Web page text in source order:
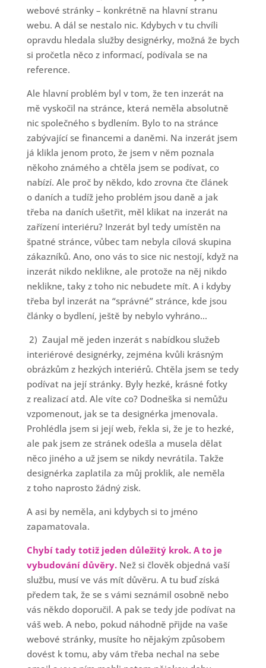
webové stránky – konkrétně na hlavní stranu
webu. A dál se nestalo nic. Kdybych v tu chvíli
opravdu hledala služby designérky, možná že bych
si pročetla něco z informací, podívala se na
reference.
Ale hlavní problém byl v tom, že ten inzerát na
mě vyskočil na stránce, která neměla absolutně
nic společného s bydlením. Bylo to na stránce
zabývající se financemi a daněmi. Na inzerát jsem
já klikla jenom proto, že jsem v něm poznala
někoho známého a chtěla jsem se podívat, co
nabízí. Ale proč by někdo, kdo zrovna čte článek
o daních a tudíž jeho problém jsou daně a jak
třeba na daních ušetřit, měl klikat na inzerát na
zařízení interiéru? Inzerát byl tedy umístěn na
špatné stránce, vůbec tam nebyla cílová skupina
zákazníků. Ano, ono vás to sice nic nestojí, když na
inzerát nikdo neklikne, ale protože na něj nikdo
neklikne, taky z toho nic nebudete mít. A i kdyby
třeba byl inzerát na “správné” stránce, kde jsou
články o bydlení, ještě by nebylo vyhráno…
2) Zaujal mě jeden inzerát s nabídkou služeb
interiérové designérky, zejména kvůli krásným
obrázkům z hezkých interiérů. Chtěla jsem se tedy
podívat na její stránky. Byly hezké, krásné fotky
z realizací atd. Ale víte co? Dodneška si nemůžu
vzpomenout, jak se ta designérka jmenovala.
Prohlédla jsem si její web, řekla si, že je to hezké,
ale pak jsem ze stránek odešla a musela dělat
něco jiného a už jsem se nikdy nevrátila. Takže
designérka zaplatila za můj proklik, ale neměla
z toho naprosto žádný zisk.
A asi by neměla, ani kdybych si to jméno
zapamatovala.
Chybí tady totiž jeden důležitý krok. A to je
vybudování důvěry.Než si člověk objedná vaší
službu, musí ve vás mít důvěru. A tu buď získá
předem tak, že se s vámi seznámil osobně nebo
vás někdo doporučil. A pak se tedy jde podívat na
váš web. A nebo, pokud náhodně přijde na vaše
webové stránky, musíte ho nějakým způsobem
dovést k tomu, aby vám třeba nechal na sebe